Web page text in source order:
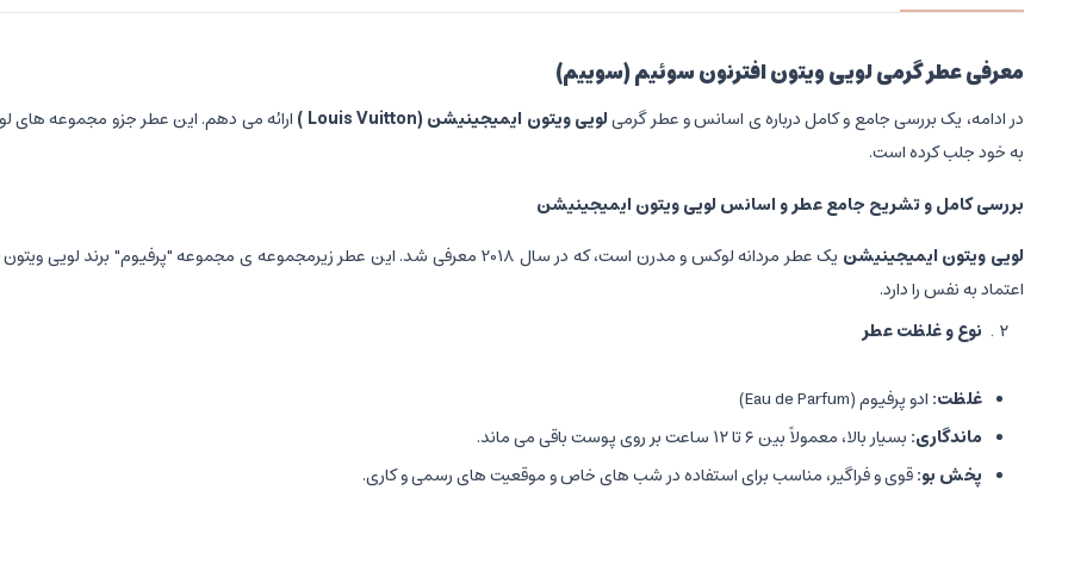
معرفی عطر گرمی لویی ویتون افترنون سوئیم (سوییم)
در ادامه، یک بررسی جامع و کامل درباره ی اسانس و عطر گرمیلویی ویتون ایمیجینیشن (Louis Vuitton )
ارائه می دهم. این عطر جزو مجموعه های
به خود جلب کرده است.
بررسی کامل و تشریح جامع عطر و اسانس لویی ویتون ایمیجینیشن
لویی ویتون ایمیجینیشن
یک عطر مردانه لوکس و مدرن است، که در سال 2018 معرفی شد. این عطر زیرمجموعه ی مجموعه
اعتماد به نفس را دارد.
نوع و غلظت عطر
غلظت: ادو پرفیوم (Eau de Parfum)
ماندگاری: بسیار بالا، معمولاً بین ۶ تا ۱۲ ساعت بر روی پوست باقی می ماند.
پخش بو:قوی و فراگیر، مناسب برای استفاده در شب های خاص و موقعیت های رسمی و کاری.